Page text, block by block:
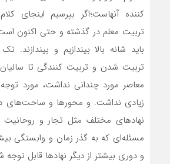
کننده آنهاست؛اگر بپرسیم اینجای
تربیت معلم در گذشته و حتی اکنون
باید شانه بالا بیندازیم و
تربیت شدن و تربیت کنندگی تا
معاصر مورد چندانی نداشت، مورد
زیادی نداشت. و محورها و ساحت‌های
نهادهای مختلف مثل تجار و
مسئله‌ای که به گذر زمان و وابستگی
و دوری بیشتر از دیگر نهادها قابل توجه